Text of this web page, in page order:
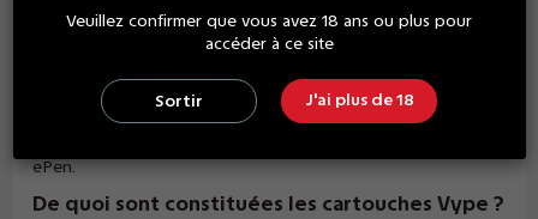
Description
Vype vous propose un liquide à la saveur de tabac blond
avec une des notes de noisettes. Pour goûter cet e-liquide
ePen.
De quoi sont constituées les cartouches Vype ?
Veuillez confirmer que vous avez 18 ans ou plus pour
accéder à ce site
Sortir J'ai plus de 18